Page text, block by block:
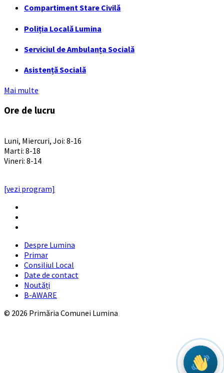
Compartiment Stare Civilă
Poliția Locală Lumina
Serviciul de Ambulanța Socială
Asistență Socială
Mai multe
Ore de lucru
Luni, Miercuri, Joi: 8-16
Marti: 8-18
Vineri: 8-14
[vezi program]
Despre Lumina
Primar
Consiliul Local
Date de contact
Noutăți
B-AWARE
© 2026 Primăria Comunei Lumina